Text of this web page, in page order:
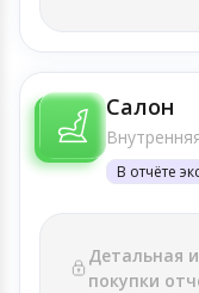
Салон
В отчёте
Детальная
покупки